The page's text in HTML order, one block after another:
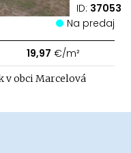
ID: 37053
Na predaj
19,97 €/m²
v obci Marcelová